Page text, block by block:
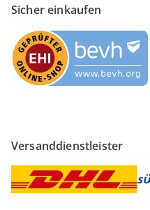
Sicher einkaufen
Versanddienstleister